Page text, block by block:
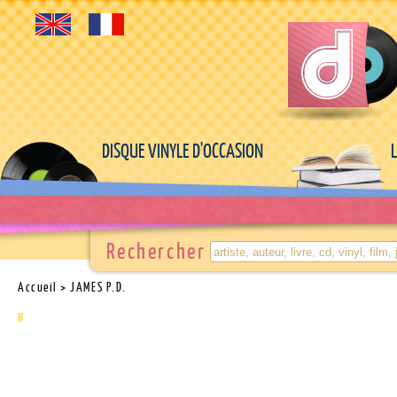
DISQUE VINYLE D'OCCASION
Rechercher
Accueil > JAMES P.D.